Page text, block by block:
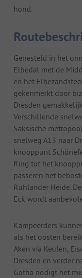
hond.
Genesteld in het
Elbedal met de
en het
gekenmerkt door
Dresden
Verschillende
Saksische
snelweg A13 naar
knooppunt
Ring tot het
passeren het
Ruhlander Heide.
Eck wordt
Kampeerders
als het oosten
Aken via Keulen,
Dresden en verder
Gotha nodigt het